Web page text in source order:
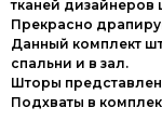
тканей дизайнеров
Прекрасно
Данный комплект
спальни и в зал.
Шторы
Подхваты в